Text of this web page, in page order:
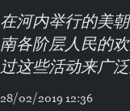
在河内举行的美
南各阶层人民的
过这些活动来广
28/02/2019 12:36